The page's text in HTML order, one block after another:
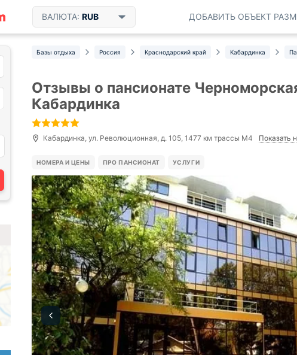
ВАЛЮТА: RUB ДОБАВИТЬ ОБЪЕКТ
Базы отдыха Россия Краснодарский край Кабардинка
Отзывы о пансионате
Кабардинка
Кабардинка, ул. Революционная, д. 105, 1477 км трассы М4 Показать
НОМЕРА И ЦЕНЫ ПРО ПАНСИОНАТ УСЛУГИ